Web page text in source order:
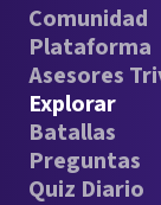
Comunidad
Plataforma
Asesores
Explorar
Batallas
Preguntas
Quiz Diario